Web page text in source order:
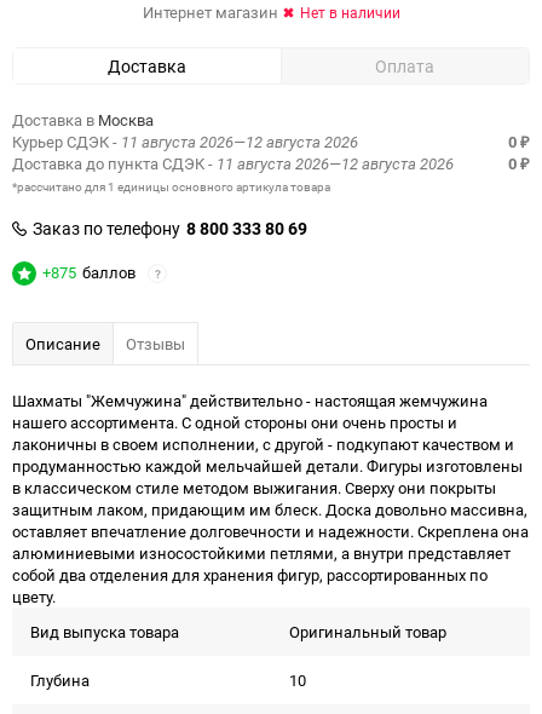
Интернет магазин Нет в наличии
Доставка Оплата
Доставка в Москва
Курьер СДЭК- 11 августа 2026—12 августа 2026 0 ₽
Доставка до пункта СДЭК- 11 августа 2026—12 августа 2026 0 ₽
*рассчитано для 1 единицы основного артикула товара
Заказ по телефону 8 800 333 80 69
+875 баллов ?
Описание Отзывы
Шахматы "Жемчужина" действительно - настоящая жемчужина
нашего ассортимента. С одной стороны они очень просты и
лаконичны в своем исполнении, с другой - подкупают качеством и
продуманностью каждой мельчайшей детали. Фигуры изготовлены
в классическом стиле методом выжигания. Сверху они покрыты
защитным лаком, придающим им блеск. Доска довольно массивна,
оставляет впечатление долговечности и надежности. Скреплена она
алюминиевыми износостойкими петлями, а внутри представляет
собой два отделения для хранения фигур, рассортированных по
цвету.
Вид выпуска товара
Оригинальный товар
Глубина 10